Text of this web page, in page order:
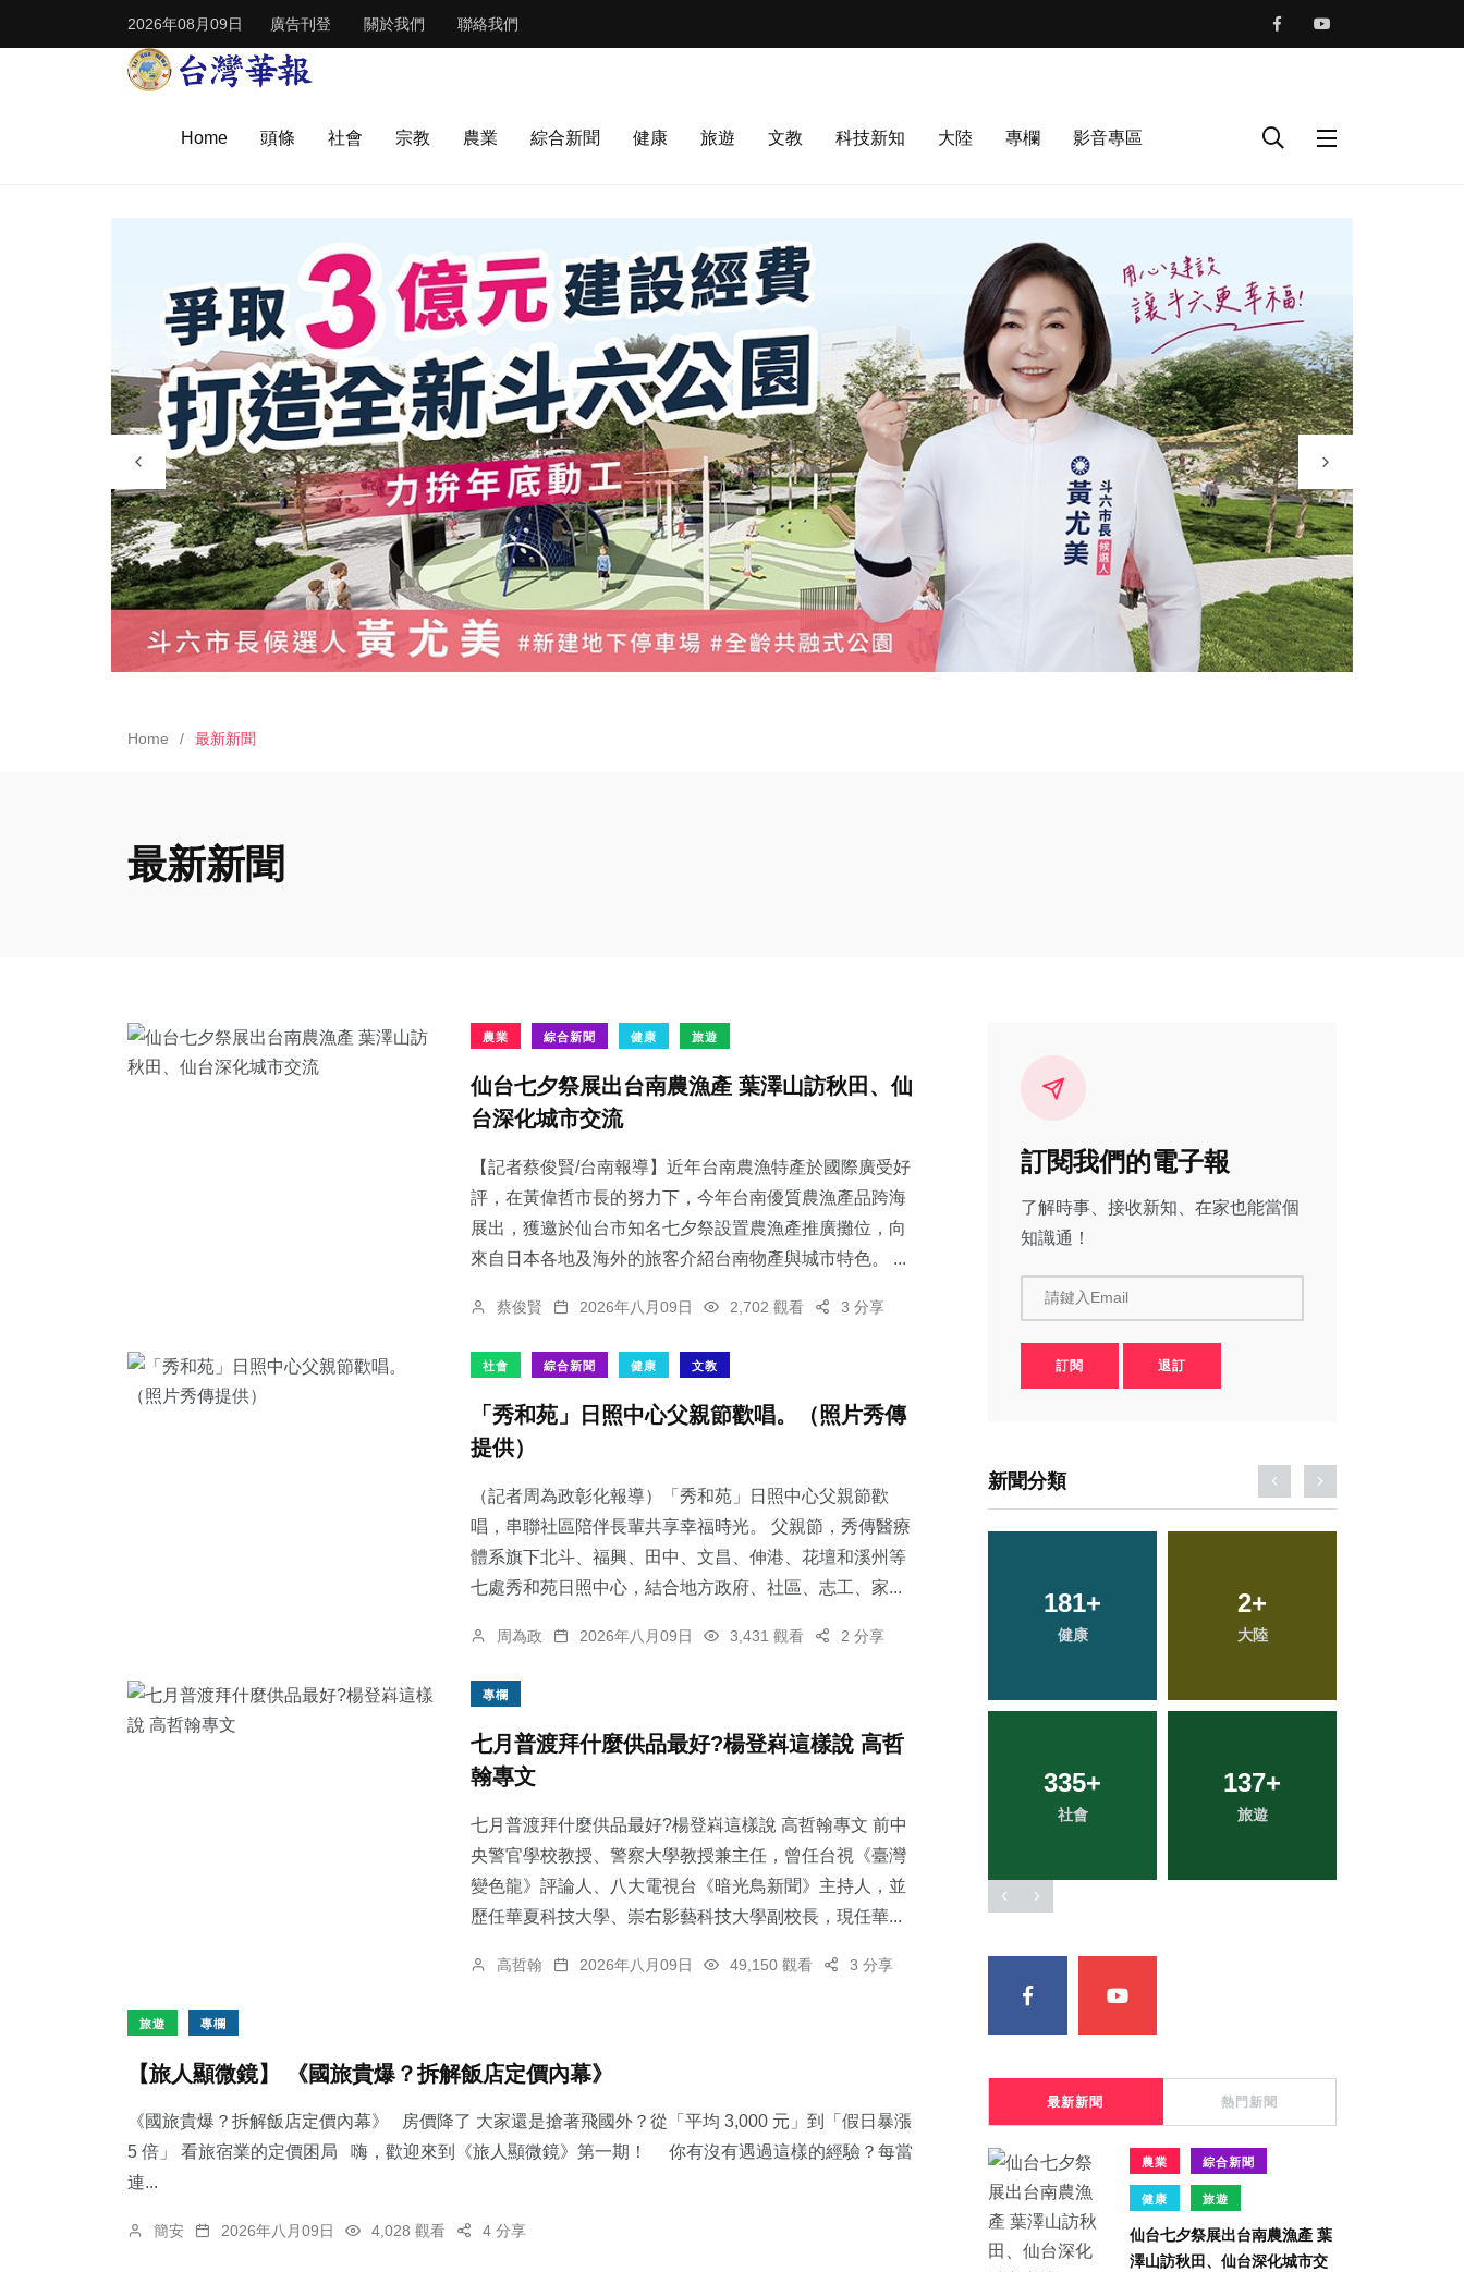
2026年08月09日 廣告刊登 關於我們 聯絡我們
Home 頭條 社會 宗教 農業 綜合新聞 健康 旅遊 文教 科技新知 大陸 專欄 影音專區
Home 最新新聞
最新新聞
農業 綜合新聞 健康 旅遊
仙台七夕祭展出台南農漁產 葉澤山訪秋田、仙
台深化城市交流
【記者蔡俊賢/台南報導】近年台南農漁特產於國際廣受好
評，在黃偉哲市長的努力下，今年台南優質農漁產品跨海
展出，獲邀於仙台市知名七夕祭設置農漁產推廣攤位，向
來自日本各地及海外的旅客介紹台南物產與城市特色。 ...
蔡俊賢 2026年八月09日 2,702 觀看 3 分享
社會 綜合新聞 健康 文教
「秀和苑」日照中心父親節歡唱。（照片秀傳
提供）
（記者周為政彰化報導）「秀和苑」日照中心父親節歡
唱，串聯社區陪伴長輩共享幸福時光。 父親節，秀傳醫療
體系旗下北斗、福興、田中、文昌、伸港、花壇和溪州等
七處秀和苑日照中心，結合地方政府、社區、志工、家...
周為政 2026年八月09日 3,431 觀看 2 分享
專欄
七月普渡拜什麼供品最好?楊登嵙這樣說 高哲
翰專文
七月普渡拜什麼供品最好?楊登嵙這樣說 高哲翰專文 前中
央警官學校教授、警察大學教授兼主任，曾任台視《臺灣
變色龍》評論人、八大電視台《暗光鳥新聞》主持人，並
歷任華夏科技大學、崇右影藝科技大學副校長，現任華...
高哲翰 2026年八月09日 49,150 觀看 3 分享
旅遊 專欄
【旅人顯微鏡】 《國旅貴爆？拆解飯店定價內幕》
《國旅貴爆？拆解飯店定價內幕》 房價降了 大家還是搶著飛國外？從「平均 3,000 元」到「假日暴漲
5 倍」 看旅宿業的定價困局 嗨，歡迎來到《旅人顯微鏡》第一期！ 你有沒有遇過這樣的經驗？每當
連...
簡安 2026年八月09日 4,028 觀看 4 分享
訂閱我們的電子報
了解時事、接收新知、在家也能當個
知識通！
請鍵入Email
訂閱 退訂
新聞分類
100+
專欄
181+
健康
2+
大陸
335+
社會
137+
旅遊
610+
綜合新聞
199
文教
62+
農業
43+
頭條
最新新聞 熱門新聞
農業 綜合新聞
健康 旅遊
仙台七夕祭展出台南農漁產 葉
澤山訪秋田、仙台深化城市交